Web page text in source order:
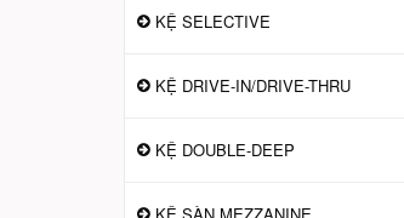
KỆ SELECTIVE
KỆ DRIVE-IN/DRIVE-THRU
KỆ DOUBLE-DEEP